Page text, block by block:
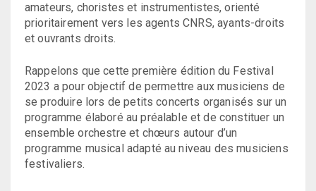
amateurs, choristes et instrumentistes, orienté
prioritairement vers les agents CNRS, ayants-droits
et ouvrants droits.
Rappelons que cette première édition du Festival
2023 a pour objectif de permettre aux musiciens de
se produire lors de petits concerts organisés sur un
programme élaboré au préalable et de constituer un
ensemble orchestre et chœurs autour d’un
programme musical adapté au niveau des musiciens
festivaliers.